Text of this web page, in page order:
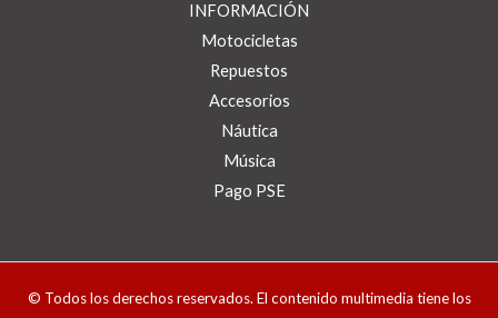
INFORMACIÓN
Motocicletas
Repuestos
Accesorios
Náutica
Música
Pago PSE
© Todos los derechos reservados. El contenido multimedia tiene los